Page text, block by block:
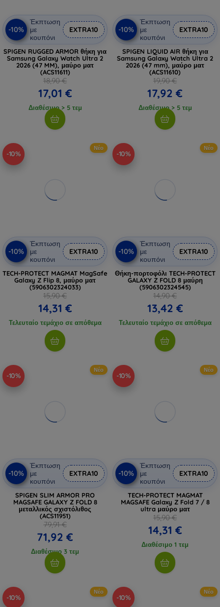
-10%
Έκπτωση
με
κουπόνι
EXTRA10
SPIGEN RUGGED ARMOR θήκη για
Samsung Galaxy Watch Ultra 2
2026 (47 MM), μαύρο ματ
(ACS11611)
18,90 €
17,01 €
Διαθέσιμο > 5 τεμ
-10%
Έκπτωση
με
κουπόνι
EXTRA10
SPIGEN LIQUID AIR θήκη για
Samsung Galaxy Watch Ultra 2
2026 (47 mm), μαύρο ματ
(ACS11610)
19,90 €
17,92 €
Διαθέσιμο > 5 τεμ
-10%
Νέο
-10%
Έκπτωση
με
κουπόνι
EXTRA10
TECH-PROTECT MAGMAT MagSafe
Galaxy Z Flip 8, μαύρο ματ
(5906302324033)
15,90 €
14,31 €
Τελευταίο τεμάχιο σε απόθεμα
-10%
Νέο
-10%
Έκπτωση
με
κουπόνι
EXTRA10
Θήκη-πορτοφόλι TECH-PROTECT
GALAXY Z FOLD 8 μαύρη
(5906302324545)
14,90 €
13,42 €
Τελευταίο τεμάχιο σε απόθεμα
-10%
Νέο
-10%
Έκπτωση
με
κουπόνι
EXTRA10
SPIGEN SLIM ARMOR PRO
MAGSAFE GALAXY Z FOLD 8
μεταλλικός σχιστόλιθος
(ACS11951)
79,91 €
71,92 €
Διαθέσιμο 3 τεμ
-10%
Νέο
-10%
Έκπτωση
με
κουπόνι
EXTRA10
TECH-PROTECT MAGMAT
MAGSAFE Galaxy Z Fold 7 / 8
ultra μαύρο ματ
15,90 €
14,31 €
Διαθέσιμο 1 τεμ
-10%
Νέο
-10%
Νέο